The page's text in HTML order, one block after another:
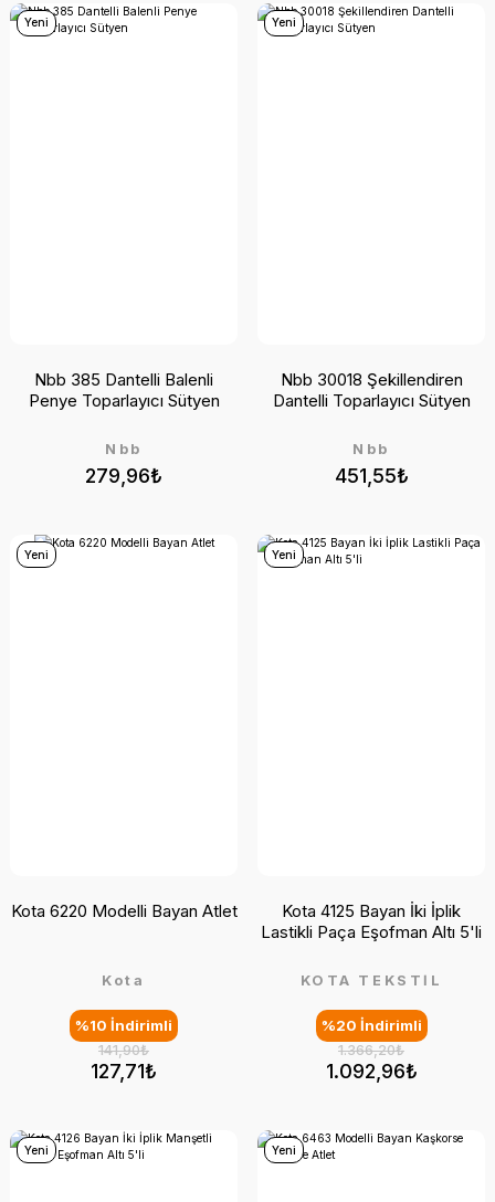
Yeni
279,96₺
Nbb
Nbb 385 Dantelli Balenli
Penye Toparlayıcı Sütyen
Yeni
451,55₺
Nbb
Nbb 30018 Şekillendiren
Dantelli Toparlayıcı Sütyen
Yeni
127,71₺
141,90₺
%10 İndirimli
Kota
Kota 6220 Modelli Bayan Atlet
Yeni
1.092,96₺
1.366,20₺
%20 İndirimli
KOTA TEKSTİL
Kota 4125 Bayan İki İplik
Lastikli Paça Eşofman Altı 5'li
Yeni Yeni